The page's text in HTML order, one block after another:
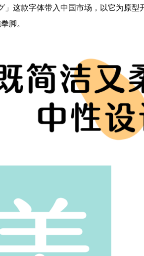
」这款字体带入中国市场，以它为原
脚。